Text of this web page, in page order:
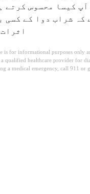
آپ کیسا محسوس کرتے
کہ شراب دوا کے کسی
is for informational purposes only
qualified healthcare provider for
a medical emergency, call 911 or